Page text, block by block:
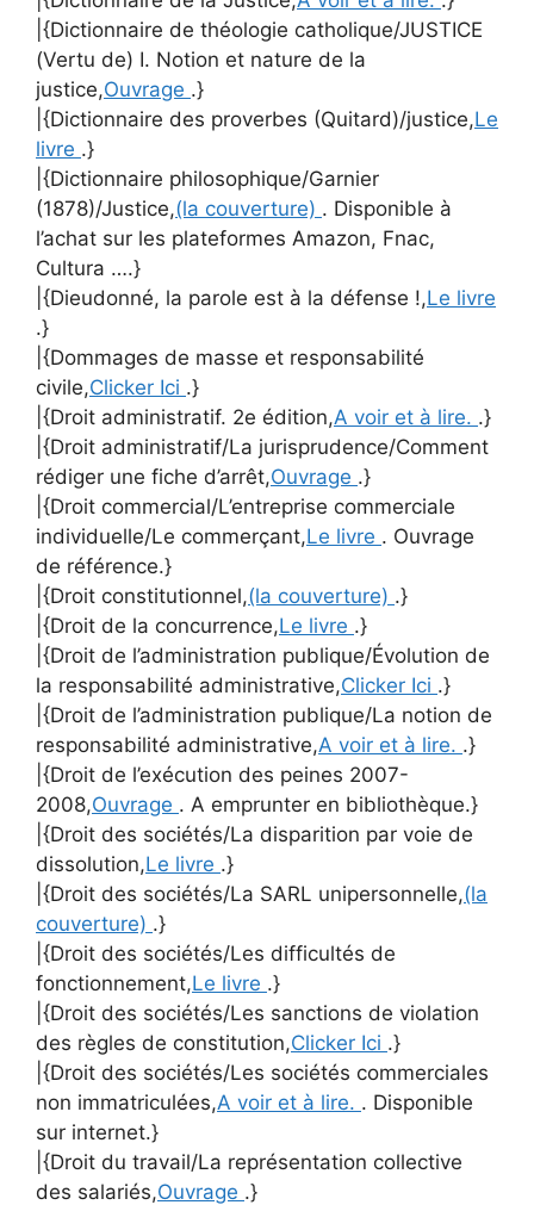
|{Dictionnaire de théologie catholique/JUSTICE
(Vertu de) I. Notion et nature de la
justice,Ouvrage .}
|{Dictionnaire des proverbes (Quitard)/justice,Le
livre .}
|{Dictionnaire philosophique/Garnier
(1878)/Justice,(la couverture) . Disponible à
l’achat sur les plateformes Amazon, Fnac,
Cultura ….}
|{Dieudonné, la parole est à la défense !,Le livre
.}
|{Dommages de masse et responsabilité
civile,Clicker Ici .}
|{Droit administratif. 2e édition,A voir et à lire. .}
|{Droit administratif/La jurisprudence/Comment
rédiger une fiche d’arrêt,Ouvrage .}
|{Droit commercial/L’entreprise commerciale
individuelle/Le commerçant,Le livre . Ouvrage
de référence.}
|{Droit constitutionnel,(la couverture) .}
|{Droit de la concurrence,Le livre .}
|{Droit de l’administration publique/Évolution de
la responsabilité administrative,Clicker Ici .}
|{Droit de l’administration publique/La notion de
responsabilité administrative,A voir et à lire. .}
|{Droit de l’exécution des peines 2007-
2008,Ouvrage . A emprunter en bibliothèque.}
|{Droit des sociétés/La disparition par voie de
dissolution,Le livre .}
|{Droit des sociétés/La SARL unipersonnelle,(la
couverture) .}
|{Droit des sociétés/Les difficultés de
fonctionnement,Le livre .}
|{Droit des sociétés/Les sanctions de violation
des règles de constitution,Clicker Ici .}
|{Droit des sociétés/Les sociétés commerciales
non immatriculées,A voir et à lire. . Disponible
sur internet.}
|{Droit du travail/La représentation collective
des salariés,Ouvrage .}